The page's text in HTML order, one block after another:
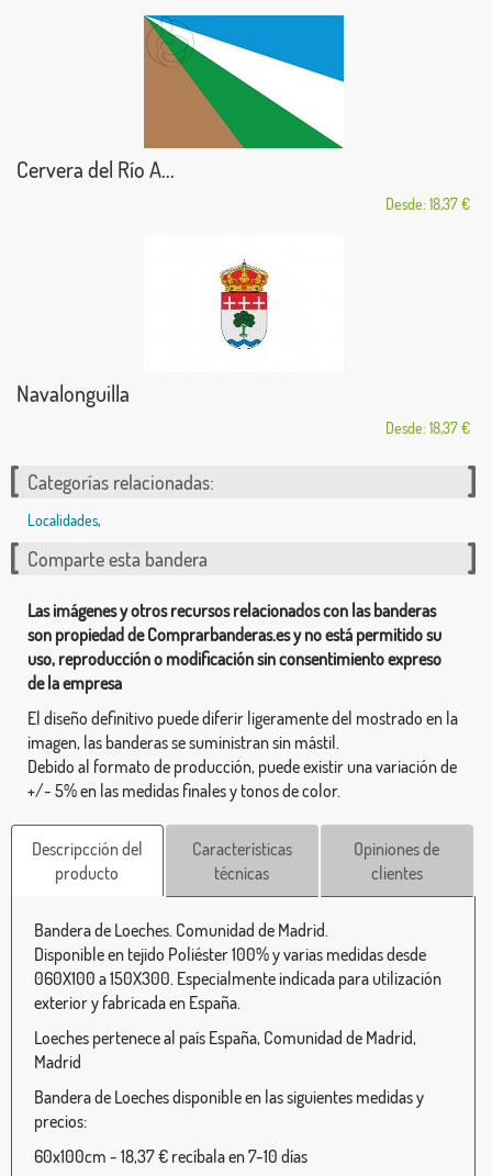
Cervera del Río A...
Desde: 18,37 €
Navalonguilla
Desde: 18,37 €
Categorías relacionadas:
Localidades,
Comparte esta bandera
Las imágenes y otros recursos relacionados con las banderas
son propiedad de Comprarbanderas.es y no está permitido su
uso, reproducción o modificación sin consentimiento expreso
de la empresa
El diseño definitivo puede diferir ligeramente del mostrado en la
imagen, las banderas se suministran sin mástil.
Debido al formato de producción, puede existir una variación de
+/- 5% en las medidas finales y tonos de color.
Descripcción del
producto
Características
técnicas
Opiniones de
clientes
Bandera de Loeches. Comunidad de Madrid.
Disponible en tejido Poliéster 100% y varias medidas desde
060X100 a 150X300. Especialmente indicada para utilización
exterior y fabricada en España.
Loeches pertenece al país España, Comunidad de Madrid,
Madrid
Bandera de Loeches disponible en las siguientes medidas y
precios:
60x100cm - 18,37 € recíbala en 7-10 días